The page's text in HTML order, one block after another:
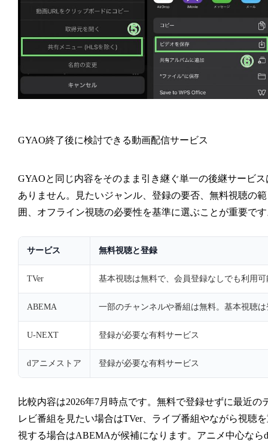
GYAO終了後に検討できる動画配信サービス
GYAOと同じ内容をそのまま引き継ぐ単一の後継サービス
ありません。見たいジャンル、登録の要否、無料視聴の範
囲、オフライン視聴の必要性を基準に選ぶことが重要で
サービス 無料視聴と登録
TVer 基本視聴は無料で、会員登録なしでも利用可
ABEMA 一部のチャンネルや番組は無料。基本視聴
U-NEXT 登録が必要な有料サービス
dアニメストア 登録が必要な有料サービス
比較内容は2026年7月時点です。無料で登録せずに最近の
レビ番組を見たい場合はTVer、ライブ番組やながら視聴
視する場合はABEMAが候補になります。アニメ中心ならd